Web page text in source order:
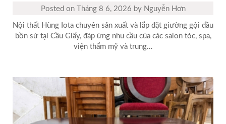
Posted on Tháng 8 6, 2026 by Nguyễn Hơn
Nội thất Hùng Iota chuyên sản xuất và lắp đặt giường gội đầu
bồn sứ tại Cầu Giấy, đáp ứng nhu cầu của các salon tóc, spa,
viện thẩm mỹ và trung…